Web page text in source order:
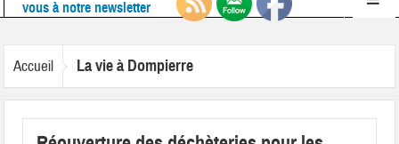
vous à notre newsletter
Accueil La vie à Dompierre